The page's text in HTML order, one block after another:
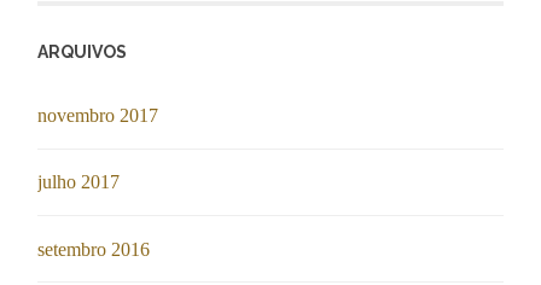
ARQUIVOS
novembro 2017
julho 2017
setembro 2016